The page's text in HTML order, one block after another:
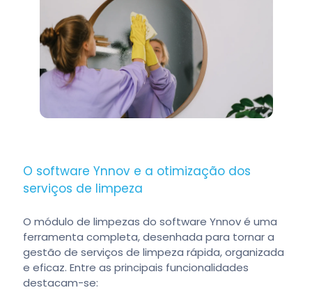
O software Ynnov e a otimização dos
serviços de limpeza
O módulo de limpezas do software Ynnov é uma
ferramenta completa, desenhada para tornar a
gestão de serviços de limpeza rápida, organizada
e eficaz. Entre as principais funcionalidades
destacam-se: